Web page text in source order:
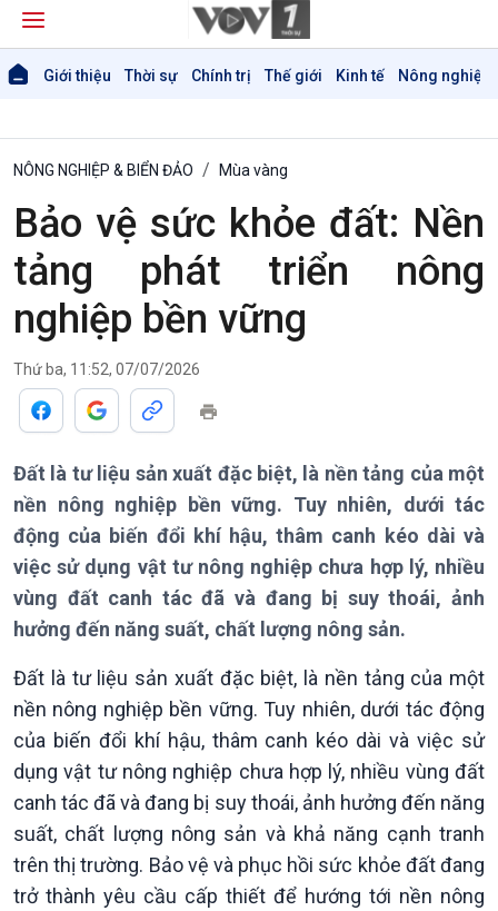
Giới thiệu Thời sự Chính trị Thế giới Kinh tế Nông nghiệp
Giới thiệu
Thời sự 12h
Thời sự 18h
Thời sự 21h30
Bản tin
Chuyên mục
Theo dòng Thời sự
Chính trị
Tin Chính trị
Chính phủ với người dân
Thế giới
Tin thế giới
Vấn đề quốc tế
NÔNG NGHIỆP & BIỂN ĐẢO Mùa vàng
Bảo vệ sức khỏe đất: Nền
tảng phát triển nông
nghiệp bền vững
Thứ ba, 11:52, 07/07/2026
Đất là tư liệu sản xuất đặc biệt, là nền tảng của một
nền nông nghiệp bền vững. Tuy nhiên, dưới tác
động của biến đổi khí hậu, thâm canh kéo dài và
việc sử dụng vật tư nông nghiệp chưa hợp lý, nhiều
vùng đất canh tác đã và đang bị suy thoái, ảnh
hưởng đến năng suất, chất lượng nông sản.
Đất là tư liệu sản xuất đặc biệt, là nền tảng của một
nền nông nghiệp bền vững. Tuy nhiên, dưới tác động
của biến đổi khí hậu, thâm canh kéo dài và việc sử
dụng vật tư nông nghiệp chưa hợp lý, nhiều vùng đất
canh tác đã và đang bị suy thoái, ảnh hưởng đến năng
suất, chất lượng nông sản và khả năng cạnh tranh
trên thị trường. Bảo vệ và phục hồi sức khỏe đất đang
trở thành yêu cầu cấp thiết để hướng tới nền nông